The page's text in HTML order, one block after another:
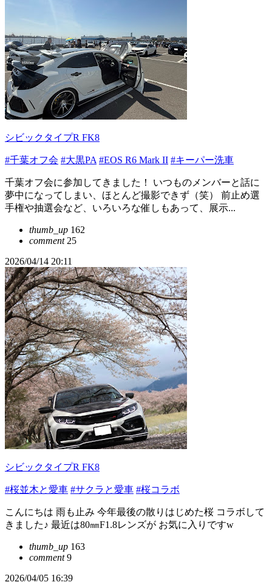
シビックタイプR FK8
#千葉オフ会 #大黒PA #EOS R6 Mark II #キーパー洗車
千葉オフ会に参加してきました！ いつものメンバーと話に
夢中になってしまい、ほとんど撮影できず（笑） 前止め選
手権や抽選会など、いろいろな催しもあって、展示...
thumb_up 162
comment25
2026/04/14 20:11
シビックタイプR FK8
#桜並木と愛車 #サクラと愛車 #桜コラボ
こんにちは 雨も止み 今年最後の散りはじめた桜 コラボして
きました♪ 最近は80㎜F1.8レンズが お気に入りですw
thumb_up 163
comment9
2026/04/05 16:39